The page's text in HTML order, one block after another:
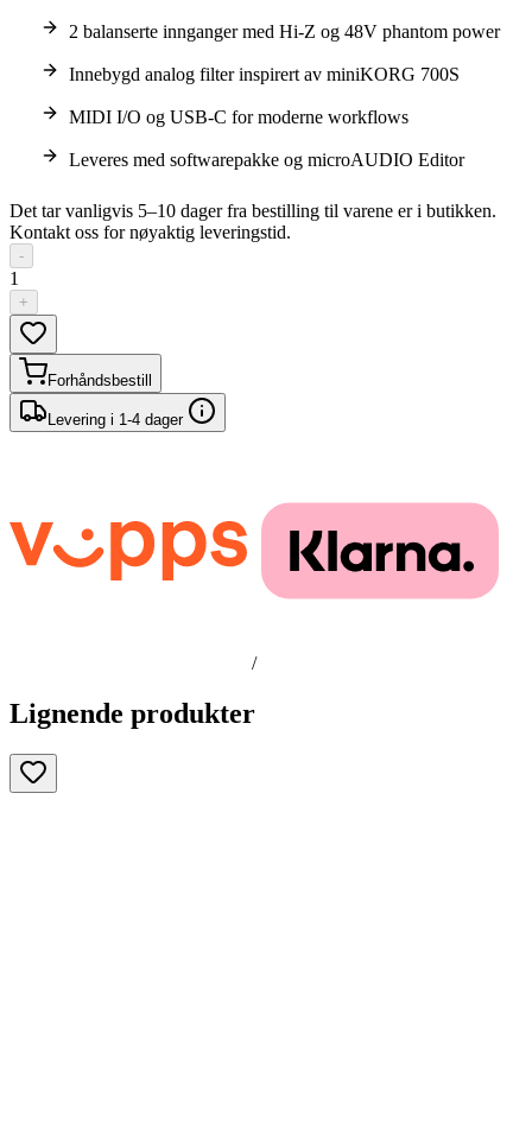
2 balanserte innganger med Hi-Z og 48V phantom power
Innebygd analog filter inspirert av miniKORG 700S
MIDI I/O og USB-C for moderne workflows
Leveres med softwarepakke og microAUDIO Editor
Det tar vanligvis 5–10 dager fra bestilling til varene er i butikken.
Kontakt oss for nøyaktig leveringstid.
-
1
+
Forhåndsbestill
Levering i 1-4 dager
/
Lignende produkter